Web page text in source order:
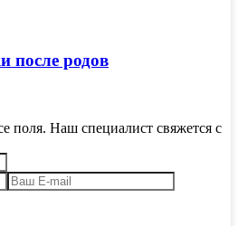
после родов
поля. Наш специалист свяжется с